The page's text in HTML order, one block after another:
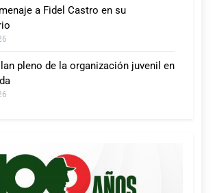
a Fidel Castro en su
pleno de la organización juvenil en